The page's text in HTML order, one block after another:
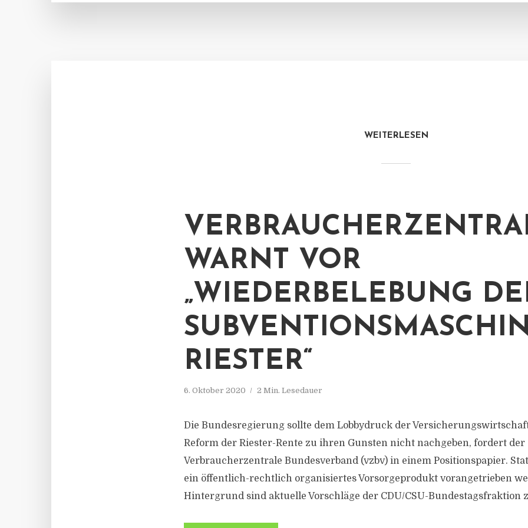
WEITERLESEN
WARNT VOR
„WIEDERBELEBUNG
RIESTER“
6. Oktober 2020 2 Min. Lesedauer
Die Bundesregierung sollte dem Lobbydruck der
Reform der Riester-Rente zu ihren Gunsten nicht nachgeben, fordert der
Verbraucherzentrale Bundesverband (vzbv) in einem Positionspapier.
ein öffentlich-rechtlich organisiertes Vorsorgeprodukt vorangetrieben
Hintergrund sind aktuelle Vorschläge der CDU/CSU-Bundestagsfraktion